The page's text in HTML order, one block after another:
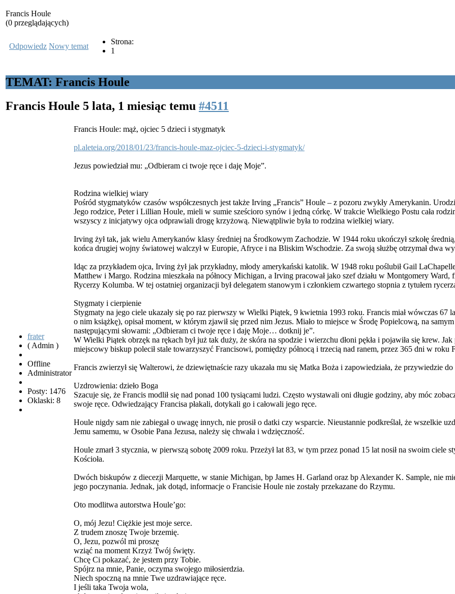
Francis Houle
(0 przeglądających)
Odpowiedz Nowy temat
Strona:
1
TEMAT: Francis Houle
Francis Houle 5 lata, 1 miesiąc temu #4511
frater
( Admin )
Offline
Administrator
Posty: 1476
Oklaski: 8
Francis Houle: mąż, ojciec 5 dzieci i stygmatyk
pl.aleteia.org/2018/01/23/francis-houle-maz-ojciec-5-dzieci-i-stygmatyk/
Jezus powiedział mu: „Odbieram ci twoje ręce i daję Moje”.
Rodzina wielkiej wiary
Pośród stygmatyków czasów współczesnych jest także Irving „Francis” Houle – z pozoru zwykły Amerykanin.
Jego rodzice, Peter i Lillian Houle, mieli w sumie sześcioro synów i jedną córkę. W trakcie Wielkiego Postu cała
wszyscy z inicjatywy ojca odprawiali drogę krzyżową. Niewątpliwie była to rodzina wielkiej wiary.
Irving żył tak, jak wielu Amerykanów klasy średniej na Środkowym Zachodzie. W 1944 roku ukończył szkołę
końca drugiej wojny światowej walczył w Europie, Afryce i na Bliskim Wschodzie. Za swoją służbę otrzymał dwa
Idąc za przykładem ojca, Irving żył jak przykładny, młody amerykański katolik. W 1948 roku poślubił Gail
Matthew i Margo. Rodzina mieszkała na północy Michigan, a Irving pracował jako szef działu w Montgomery
Rycerzy Kolumba. W tej ostatniej organizacji był delegatem stanowym i członkiem czwartego stopnia z tytułem
Stygmaty i cierpienie
Stygmaty na jego ciele ukazały się po raz pierwszy w Wielki Piątek, 9 kwietnia 1993 roku. Francis miał wówczas
o nim książkę), opisał moment, w którym zjawił się przed nim Jezus. Miało to miejsce w Środę Popielcową, na
następującymi słowami: „Odbieram ci twoje ręce i daję Moje… dotknij je”.
W Wielki Piątek obrzęk na rękach był już tak duży, że skóra na spodzie i wierzchu dłoni pękła i pojawiła się krew.
miejscowy biskup polecił stale towarzyszyć Francisowi, pomiędzy północą i trzecią nad ranem, przez 365 dni w roku
Francis zwierzył się Walterowi, że dziewiętnaście razy ukazała mu się Matka Boża i zapowiedziała, że przywiedzie
Uzdrowienia: dzieło Boga
Szacuje się, że Francis modlił się nad ponad 100 tysiącami ludzi. Często wystawali oni długie godziny, aby móc
swoje ręce. Odwiedzający Francisa płakali, dotykali go i całowali jego ręce.
Houle nigdy sam nie zabiegał o uwagę innych, nie prosił o datki czy wsparcie. Nieustannie podkreślał, że wszelkie
Jemu samemu, w Osobie Pana Jezusa, należy się chwała i wdzięczność.
Houle zmarł 3 stycznia, w pierwszą sobotę 2009 roku. Przeżył lat 83, w tym przez ponad 15 lat nosił na swoim
Kościoła.
Dwóch biskupów z diecezji Marquette, w stanie Michigan, bp James H. Garland oraz bp Alexander K. Sample, nie
jego poczynania. Jednak, jak dotąd, informacje o Francisie Houle nie zostały przekazane do Rzymu.
Oto modlitwa autorstwa Houle’go:
O, mój Jezu! Ciężkie jest moje serce.
Z trudem znoszę Twoje brzemię.
O, Jezu, pozwól mi proszę
wziąć na moment Krzyż Twój święty.
Chcę Ci pokazać, że jestem przy Tobie.
Spójrz na mnie, Panie, oczyma swojego miłosierdzia.
Niech spoczną na mnie Twe uzdrawiające ręce.
I jeśli taka Twoja wola,